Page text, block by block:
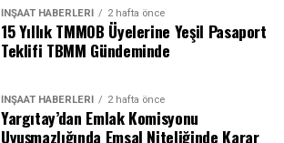
İNŞAAT HABERLERI 2 hafta önce
15 Yıllık TMMOB Üyelerine Yeşil Pasaport
Teklifi TBMM Gündeminde
İNŞAAT HABERLERI 2 hafta önce
Yargıtay’dan Emlak Komisyonu
Uyuşmazlığında Emsal Niteliğinde Karar